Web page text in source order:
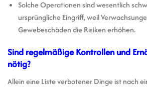
Solche Operationen sind wesentlich
ursprüngliche Eingriff, weil
Gewebeschäden die Risiken erhöhen.
Sind regelmäßige Kontrollen und
nötig?
Allein eine Liste verbotener Dinge ist nach